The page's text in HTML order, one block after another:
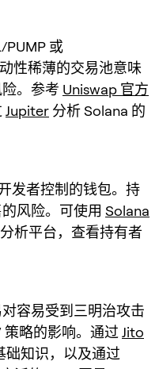
PUMP 或
性稀薄的交易池意味
。参考 Uniswap 官方
Jupiter 分析 Solana 的
发者控制的钱包。持
风险。可使用 Solana
析平台，查看持有者
容易受到三明治攻击
策略的影响。通过 Jito
础知识，以及通过